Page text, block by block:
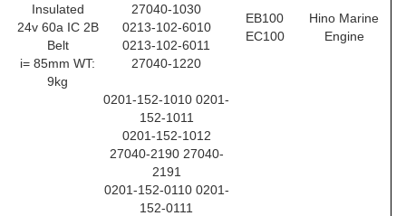
Insulated
24v 60a IC 2B
Belt
i= 85mm WT:
9kg
27040-1030
0213-102-6010
0213-102-6011
27040-1220
EB100
EC100
Hino Marine
Engine
0201-152-1010 0201-
152-1011
0201-152-1012
27040-2190 27040-
2191
0201-152-0110 0201-
152-0111